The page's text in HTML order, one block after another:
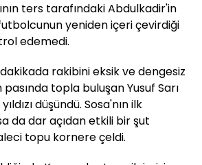
ters tarafındaki Abdulkadir'in
yeniden içeri çevirdiği
edemedi.
rakibini eksik ve dengesiz
pasında topla buluşan Yusuf Sarı
düşündü. Sosa'nın ilk
da dar açıdan etkili bir şut
topu kornere çeldi.